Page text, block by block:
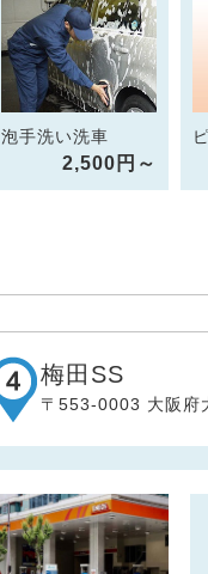
泡手洗い洗車
2,500円～
梅田SS
〒553-0003 大阪府